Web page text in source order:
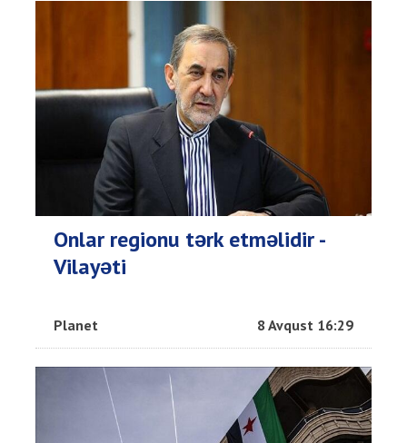
Onlar regionu tərk etməlidir -
Vilayəti
Planet 8 Avqust 16:29